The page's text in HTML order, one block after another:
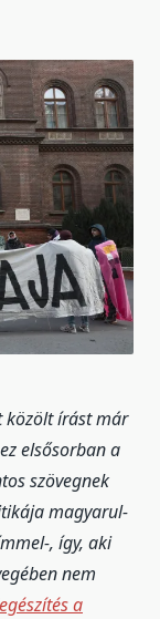
közölt írást már
elsősorban a
szövegnek
magyarul-
, így, aki
nem
a